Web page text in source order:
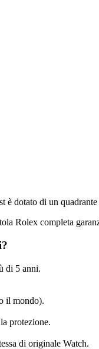
dotato di un
Rolex completa
di 5 anni.
il mondo).
protezione.
di originale Watch.